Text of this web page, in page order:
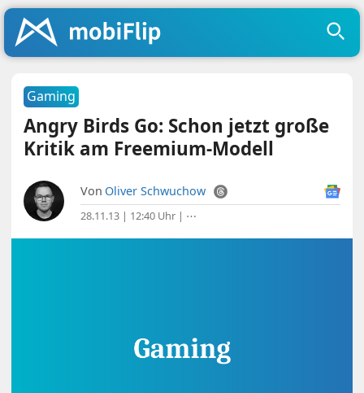
Gaming
Angry Birds Go: Schon jetzt große
Kritik am Freemium-Modell
Von Oliver Schwuchow
28.11.13 | 12:40 Uhr | ⋯